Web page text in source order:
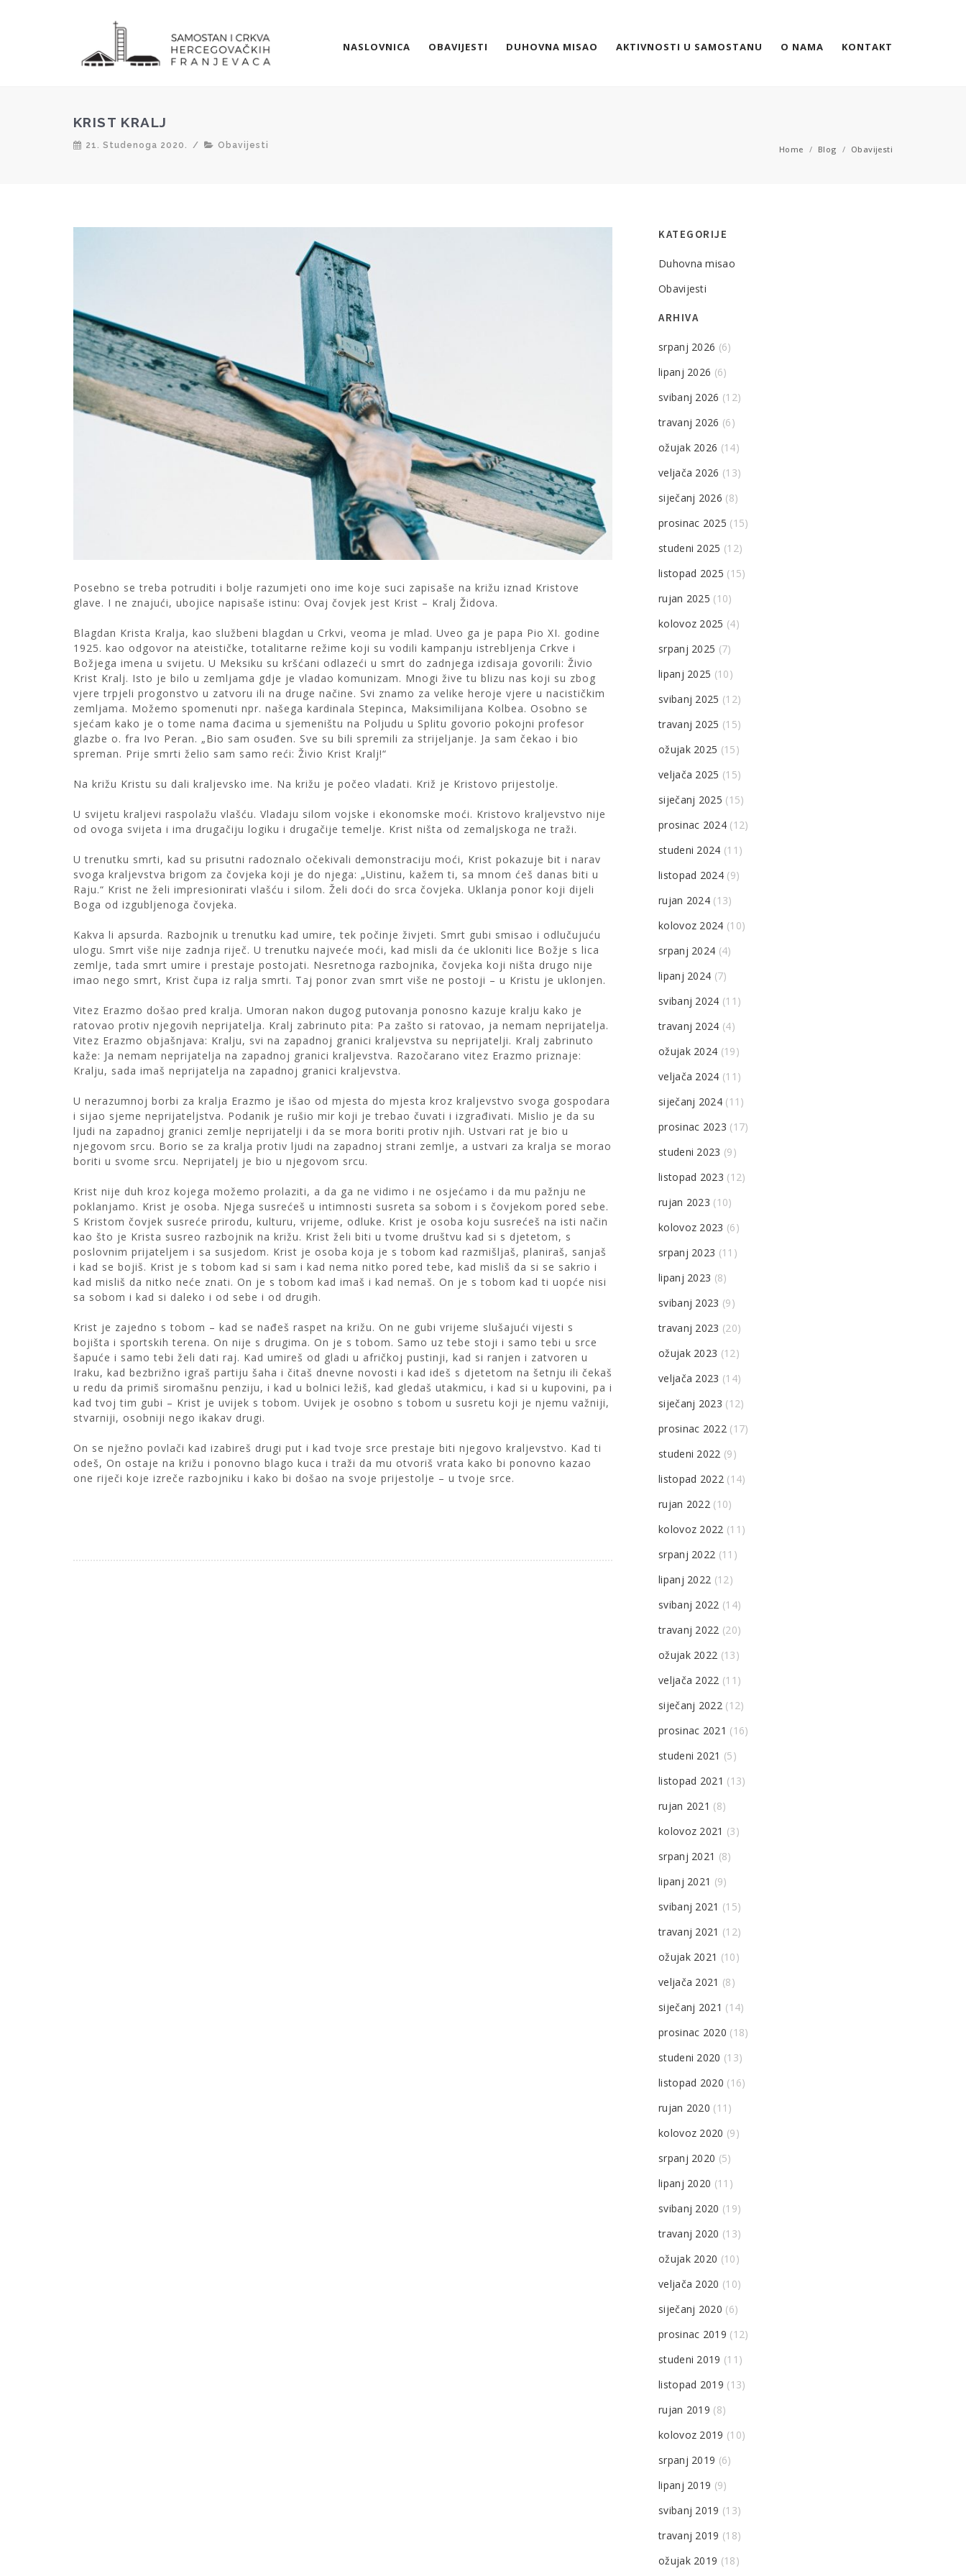
NASLOVNICA OBAVIJESTI DUHOVNA MISAO AKTIVNOSTI U SAMOSTANU O NAMA KONTAKT
KRIST KRALJ
21. Studenoga 2020. / Obavijesti Home / Blog / Obavijesti
Posebno se treba potruditi i bolje razumjeti ono ime koje suci zapisaše na križu iznad Kristove
glave. I ne znajući, ubojice napisaše istinu: Ovaj čovjek jest Krist – Kralj Židova.
Blagdan Krista Kralja, kao službeni blagdan u Crkvi, veoma je mlad. Uveo ga je papa Pio XI. godine
1925. kao odgovor na ateističke, totalitarne režime koji su vodili kampanju istrebljenja Crkve i
Božjega imena u svijetu. U Meksiku su kršćani odlazeći u smrt do zadnjega izdisaja govorili: Živio
Krist Kralj. Isto je bilo u zemljama gdje je vladao komunizam. Mnogi žive tu blizu nas koji su zbog
vjere trpjeli progonstvo u zatvoru ili na druge načine. Svi znamo za velike heroje vjere u nacističkim
zemljama. Možemo spomenuti npr. našega kardinala Stepinca, Maksimilijana Kolbea. Osobno se
sjećam kako je o tome nama đacima u sjemeništu na Poljudu u Splitu govorio pokojni profesor
glazbe o. fra Ivo Peran. „Bio sam osuđen. Sve su bili spremili za strijeljanje. Ja sam čekao i bio
spreman. Prije smrti želio sam samo reći: Živio Krist Kralj!“
Na križu Kristu su dali kraljevsko ime. Na križu je počeo vladati. Križ je Kristovo prijestolje.
U svijetu kraljevi raspolažu vlašću. Vladaju silom vojske i ekonomske moći. Kristovo kraljevstvo nije
od ovoga svijeta i ima drugačiju logiku i drugačije temelje. Krist ništa od zemaljskoga ne traži.
U trenutku smrti, kad su prisutni radoznalo očekivali demonstraciju moći, Krist pokazuje bit i narav
svoga kraljevstva brigom za čovjeka koji je do njega: „Uistinu, kažem ti, sa mnom ćeš danas biti u
Raju.“ Krist ne želi impresionirati vlašću i silom. Želi doći do srca čovjeka. Uklanja ponor koji dijeli
Boga od izgubljenoga čovjeka.
Kakva li apsurda. Razbojnik u trenutku kad umire, tek počinje živjeti. Smrt gubi smisao i odlučujuću
ulogu. Smrt više nije zadnja riječ. U trenutku najveće moći, kad misli da će ukloniti lice Božje s lica
zemlje, tada smrt umire i prestaje postojati. Nesretnoga razbojnika, čovjeka koji ništa drugo nije
imao nego smrt, Krist čupa iz ralja smrti. Taj ponor zvan smrt više ne postoji – u Kristu je uklonjen.
Vitez Erazmo došao pred kralja. Umoran nakon dugog putovanja ponosno kazuje kralju kako je
ratovao protiv njegovih neprijatelja. Kralj zabrinuto pita: Pa zašto si ratovao, ja nemam neprijatelja.
Vitez Erazmo objašnjava: Kralju, svi na zapadnoj granici kraljevstva su neprijatelji. Kralj zabrinuto
kaže: Ja nemam neprijatelja na zapadnoj granici kraljevstva. Razočarano vitez Erazmo priznaje:
Kralju, sada imaš neprijatelja na zapadnoj granici kraljevstva.
U nerazumnoj borbi za kralja Erazmo je išao od mjesta do mjesta kroz kraljevstvo svoga gospodara
i sijao sjeme neprijateljstva. Podanik je rušio mir koji je trebao čuvati i izgrađivati. Mislio je da su
ljudi na zapadnoj granici zemlje neprijatelji i da se mora boriti protiv njih. Ustvari rat je bio u
njegovom srcu. Borio se za kralja protiv ljudi na zapadnoj strani zemlje, a ustvari za kralja se morao
boriti u svome srcu. Neprijatelj je bio u njegovom srcu.
Krist nije duh kroz kojega možemo prolaziti, a da ga ne vidimo i ne osjećamo i da mu pažnju ne
poklanjamo. Krist je osoba. Njega susrećeš u intimnosti susreta sa sobom i s čovjekom pored sebe.
S Kristom čovjek susreće prirodu, kulturu, vrijeme, odluke. Krist je osoba koju susrećeš na isti način
kao što je Krista susreo razbojnik na križu. Krist želi biti u tvome društvu kad si s djetetom, s
poslovnim prijateljem i sa susjedom. Krist je osoba koja je s tobom kad razmišljaš, planiraš, sanjaš
i kad se bojiš. Krist je s tobom kad si sam i kad nema nitko pored tebe, kad misliš da si se sakrio i
kad misliš da nitko neće znati. On je s tobom kad imaš i kad nemaš. On je s tobom kad ti uopće nisi
sa sobom i kad si daleko i od sebe i od drugih.
Krist je zajedno s tobom – kad se nađeš raspet na križu. On ne gubi vrijeme slušajući vijesti s
bojišta i sportskih terena. On nije s drugima. On je s tobom. Samo uz tebe stoji i samo tebi u srce
šapuće i samo tebi želi dati raj. Kad umireš od gladi u afričkoj pustinji, kad si ranjen i zatvoren u
Iraku, kad bezbrižno igraš partiju šaha i čitaš dnevne novosti i kad ideš s djetetom na šetnju ili čekaš
u redu da primiš siromašnu penziju, i kad u bolnici ležiš, kad gledaš utakmicu, i kad si u kupovini, pa i
kad tvoj tim gubi – Krist je uvijek s tobom. Uvijek je osobno s tobom u susretu koji je njemu važniji,
stvarniji, osobniji nego ikakav drugi.
On se nježno povlači kad izabireš drugi put i kad tvoje srce prestaje biti njegovo kraljevstvo. Kad ti
odeš, On ostaje na križu i ponovno blago kuca i traži da mu otvoriš vrata kako bi ponovno kazao
one riječi koje izreče razbojniku i kako bi došao na svoje prijestolje – u tvoje srce.
KATEGORIJE
Duhovna misao
Obavijesti
ARHIVA
srpanj 2026 (6)
lipanj 2026 (6)
svibanj 2026 (12)
travanj 2026 (6)
ožujak 2026 (14)
veljača 2026 (13)
siječanj 2026 (8)
prosinac 2025 (15)
studeni 2025 (12)
listopad 2025 (15)
rujan 2025 (10)
kolovoz 2025 (4)
srpanj 2025 (7)
lipanj 2025 (10)
svibanj 2025 (12)
travanj 2025 (15)
ožujak 2025 (15)
veljača 2025 (15)
siječanj 2025 (15)
prosinac 2024(12)
studeni 2024 (11)
listopad 2024(9)
rujan 2024 (13)
kolovoz 2024 (10)
srpanj 2024 (4)
lipanj 2024 (7)
svibanj 2024 (11)
travanj 2024 (4)
ožujak 2024 (19)
veljača 2024 (11)
siječanj 2024(11)
prosinac 2023 (17)
studeni 2023 (9)
listopad 2023 (12)
rujan 2023 (10)
kolovoz 2023 (6)
srpanj 2023 (11)
lipanj 2023 (8)
svibanj 2023 (9)
travanj 2023 (20)
ožujak 2023 (12)
veljača 2023 (14)
siječanj 2023 (12)
prosinac 2022 (17)
studeni 2022 (9)
listopad 2022 (14)
rujan 2022 (10)
kolovoz 2022 (11)
srpanj 2022 (11)
lipanj 2022 (12)
svibanj 2022 (14)
travanj 2022 (20)
ožujak 2022 (13)
veljača 2022 (11)
siječanj 2022 (12)
prosinac 2021 (16)
studeni 2021 (5)
listopad 2021 (13)
rujan 2021 (8)
kolovoz 2021 (3)
srpanj 2021 (8)
lipanj 2021 (9)
svibanj 2021 (15)
travanj 2021 (12)
ožujak 2021 (10)
veljača 2021 (8)
siječanj 2021 (14)
prosinac 2020 (18)
studeni 2020 (13)
listopad 2020 (16)
rujan 2020 (11)
kolovoz 2020 (9)
srpanj 2020 (5)
lipanj 2020 (11)
svibanj 2020 (19)
travanj 2020 (13)
ožujak 2020 (10)
veljača 2020 (10)
siječanj 2020 (6)
prosinac 2019 (12)
studeni 2019 (11)
listopad 2019 (13)
rujan 2019 (8)
kolovoz 2019 (10)
srpanj 2019 (6)
lipanj 2019 (9)
svibanj 2019 (13)
travanj 2019 (18)
ožujak 2019 (18)